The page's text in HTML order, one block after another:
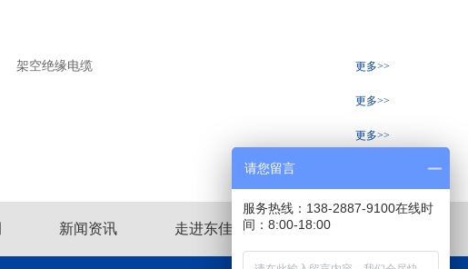
架空绝缘电缆 更多>>
更多>>
更多>>
新闻资讯 走进东佳信 网站地图
请您留言
服务热线：138-2887-9100在线时
间：8:00-18:00